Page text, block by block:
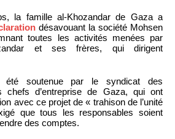
la famille al-Khozandar de Gaza a
désavouant la société Mohsen
toutes les activités menées par
et ses frères, qui dirigent
été soutenue par le syndicat des
chefs d’entreprise de Gaza, qui ont
avec ce projet de « trahison de l’unité
que tous les responsables soient
des comptes.